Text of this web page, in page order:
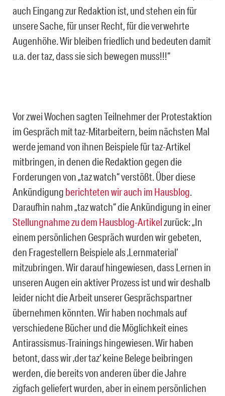
auch Eingang zur Redaktion ist, und stehen ein für
unsere Sache, für unser Recht, für die verwehrte
Augenhöhe. Wir bleiben friedlich und bedeuten damit
u.a. der taz, dass sie sich bewegen muss!!!“
Vor zwei Wochen sagten Teilnehmer der Protestaktion
im Gespräch mit taz-Mitarbeitern, beim nächsten Mal
werde jemand von ihnen Beispiele für taz-Artikel
mitbringen, in denen die Redaktion gegen die
Forderungen von „taz watch“ verstößt. Über diese
Ankündigung berichteten wir auch im Hausblog.
Daraufhin nahm „taz watch“ die Ankündigung in einer
Stellungnahme zu dem Hausblog-Artikelzurück: „In
einem persönlichen Gespräch wurden wir gebeten,
den Fragestellern Beispiele als ‚Lernmaterial‘
mitzubringen. Wir darauf hingewiesen, dass Lernen in
unseren Augen ein aktiver Prozess ist und wir deshalb
leider nicht die Arbeit unserer Gesprächspartner
übernehmen könnten. Wir haben nochmals auf
verschiedene Bücher und die Möglichkeit eines
Antirassismus-Trainings hingewiesen. Wir haben
betont, dass wir ‚der taz‘ keine Belege beibringen
werden, die bereits von anderen über die Jahre
zigfach geliefert wurden, aber in einem persönlichen